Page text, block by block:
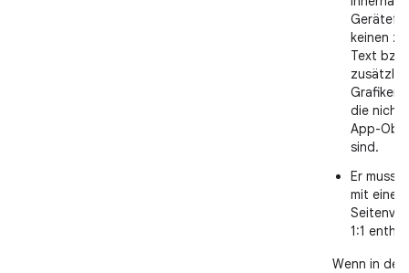
keinen
Text
Grafiken
die nicht
App-
sind.
Er muss
mit einem
1:1
Wenn in